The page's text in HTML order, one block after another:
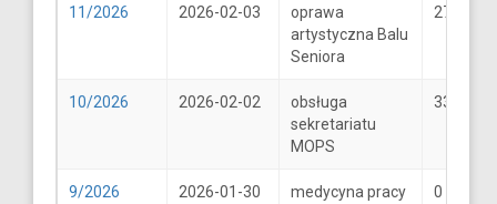
11/2026 2026-02-03
oprawa
artystyczna Balu
Seniora
2706
10/2026 2026-02-02
obsługa
sekretariatu
MOPS
33
9/2026 2026-01-30 medycyna pracy 0